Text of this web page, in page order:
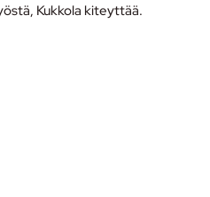
Kukkola kiteyttää.